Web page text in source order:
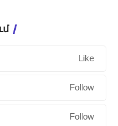
Like
Follow
Follow